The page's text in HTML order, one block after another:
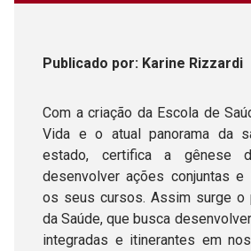
Publicado por: Karine Rizzardi
Com a criação da Escola de
Vida e o atual panorama da
estado, certifica a gênese
desenvolver ações conjuntas e
os seus cursos. Assim surge o
da Saúde, que busca
integradas e itinerantes em